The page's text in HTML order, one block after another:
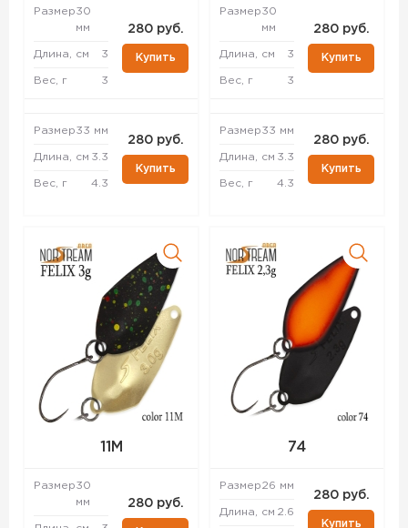
Размер30
мм
Длина, см 3
Вес, г 3
280 руб.
Купить
Размер33 мм
Длина, см 3.3
Вес, г 4.3
280 руб.
Купить
Размер30
мм
Длина, см 3
Вес, г 3
280 руб.
Купить
Размер33 мм
Длина, см 3.3
Вес, г 4.3
280 руб.
Купить
11M
Размер30
мм
280 руб.
74
Размер26 мм
Длина, см 2.6
280 руб.
Купить